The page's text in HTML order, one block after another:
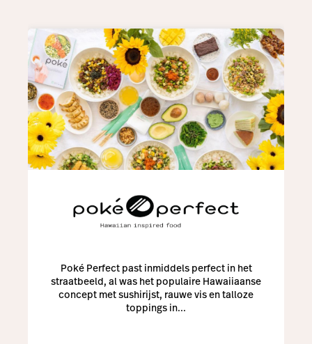
Poké Perfect past inmiddels perfect in het
straatbeeld, al was het populaire Hawaiiaanse
concept met sushirijst, rauwe vis en talloze
toppings in...